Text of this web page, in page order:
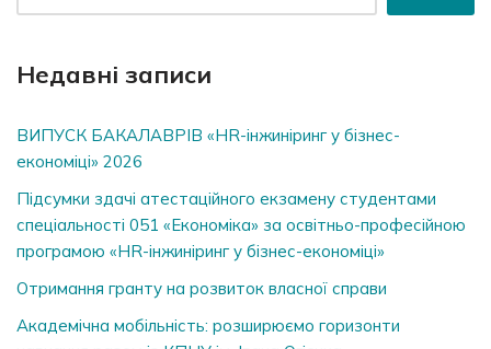
Недавні записи
ВИПУСК БАКАЛАВРІВ «HR-інжиніринг у бізнес-
економіці» 2026
Підсумки здачі атестаційного екзамену студентами
спеціальності 051 «Економіка» за освітньо-професійною
програмою «HR-інжиніринг у бізнес-економіці»
Отримання гранту на розвиток власної справи
Академічна мобільність: розширюємо горизонти